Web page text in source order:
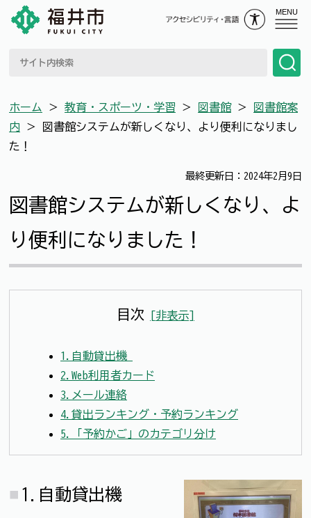
MENU
ホーム ＞ 教育・スポーツ・学習 ＞ 図書館＞
図書館案
内 ＞
図書館システムが新しくなり、より便利になりまし
た！
最終更新日：2024年2月9日
図書館システムが新しくなり、よ
り便利になりました！
目次 [非表示]
1.自動貸出機
2.Web利用者カード
3.メール連絡
4.貸出ランキング・予約ランキング
5.「予約かご」のカテゴリ分け
1.自動貸出機